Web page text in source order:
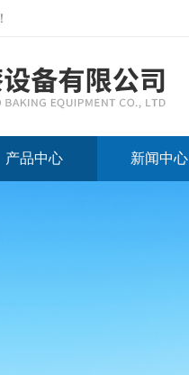
！
产品中心 新闻中心